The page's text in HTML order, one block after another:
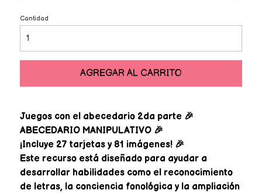
Cantidad
AGREGAR AL CARRITO
Juegos con el abecedario 2da parte 🎉
ABECEDARIO MANIPULATIVO 🎉
¡Incluye 27 tarjetas y 81 imágenes! 🎉
Este recurso está diseñado para ayudar a
desarrollar habilidades como el reconocimiento
de letras, la conciencia fonológica y la ampliación